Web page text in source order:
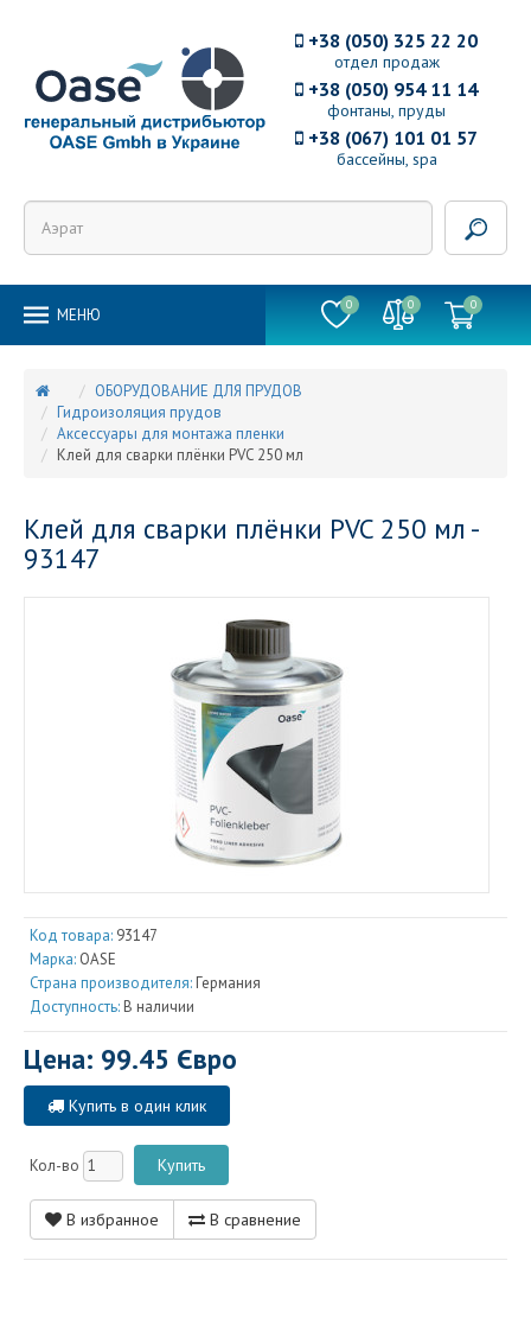
отдел продаж
+38 (050) 325 22 20
фонтаны, пруды
+38 (050) 954 11 14
бассейны, spa
+38 (067) 101 01 57
MEНЮ
0 0 0
ОБОРУДОВАНИЕ ДЛЯ ПРУДОВ
Гидроизоляция прудов
Аксессуары для монтажа пленки
Клей для сварки плёнки PVC 250 мл
Клей для сварки плёнки PVC 250 мл -
93147
Код товара: 93147
Марка: OASE
Страна производителя: Германия
Доступность: В наличии
Цена: 99.45 Євро
Купить в один клик
Кол-во
В избранное В сравнение